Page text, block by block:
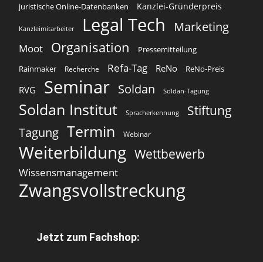
juristische Online-Datenbanken Kanzlei-Gründerpreis
Kanzleimitarbeiter Legal Tech Marketing
Moot Organisation
Pressemitteilung
Rainmaker
Recherche Refa-Tag ReNo ReNo-Preis
RVG Seminar Soldan Soldan-Tagung
Soldan Institut Spracherkennung Stiftung
Tagung Termin Webinar
Weiterbildung Wettbewerb
Wissensmanagement
Zwangsvollstreckung
Jetzt zum Fachshop: